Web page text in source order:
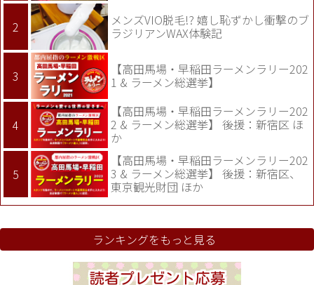
メンズVIO脱毛!? 嬉し恥ずかし衝撃のブ
ラジリアンWAX体験記
【高田馬場・早稲田ラーメンラリー202
1 & ラーメン総選挙】
【高田馬場・早稲田ラーメンラリー202
2 & ラーメン総選挙】 後援：新宿区 ほ
か
【高田馬場・早稲田ラーメンラリー202
3 & ラーメン総選挙】 後援：新宿区、
東京観光財団 ほか
ランキングをもっと見る